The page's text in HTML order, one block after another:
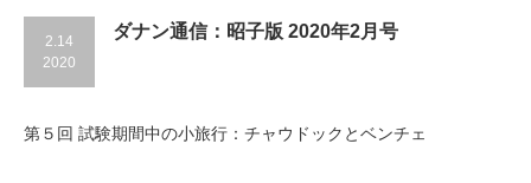
2.14
2020
ダナン通信：昭子版 2020年2月号
第５回 試験期間中の小旅行：チャウドックとベンチェ